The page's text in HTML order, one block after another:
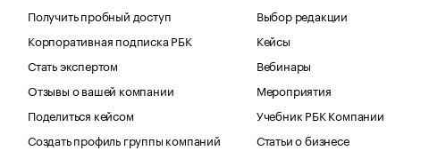
Получить пробный доступ
Корпоративная подписка РБК
Стать экспертом
Отзывы о вашей компании
Поделиться кейсом
Создать профиль группы компаний
Выбор редакции
Кейсы
Вебинары
Мероприятия
Учебник РБК Компании
Статьи о бизнесе